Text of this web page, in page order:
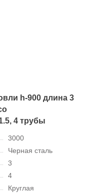
h-900 длина 3
4 трубы
3000
Черная сталь
3
4
Круглая